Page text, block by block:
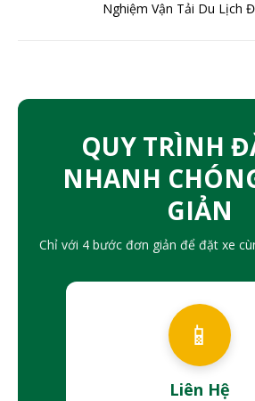
Nghiệm Vận Tải Du Lịch
QUY TRÌNH
NHANH
GIẢN
Chỉ với 4 bước đơn giản để đặt xe
📱
Liên Hệ